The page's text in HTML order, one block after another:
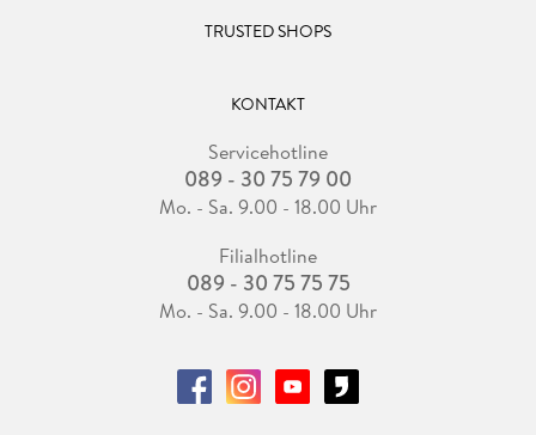
TRUSTED SHOPS
KONTAKT
Servicehotline
089 - 30 75 79 00
Mo. - Sa. 9.00 - 18.00 Uhr
Filialhotline
089 - 30 75 75 75
Mo. - Sa. 9.00 - 18.00 Uhr